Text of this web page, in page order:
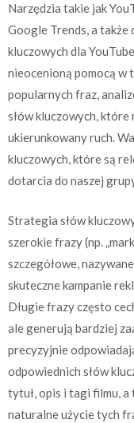
Narzędzia takie jak
Google Trends, a także
kluczowych dla
nieocenioną pomocą w
popularnych fraz,
słów kluczowych, które
ukierunkowany ruch.
kluczowych, które są
dotarcia do naszej
Strategia słów
szerokie frazy (np.
szczegółowe,
skuteczne kampanie
Długie frazy często
ale generują bardziej
precyzyjnie
odpowiednich słów
tytuł, opis i tagi filmu, a
naturalne użycie tych